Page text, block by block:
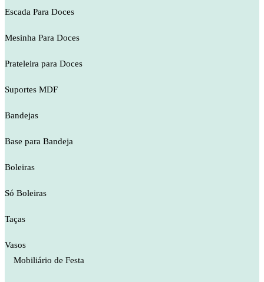
Escada Para Doces
Mesinha Para Doces
Prateleira para Doces
Suportes MDF
Bandejas
Base para Bandeja
Boleiras
Só Boleiras
Taças
Vasos
Mobiliário de Festa